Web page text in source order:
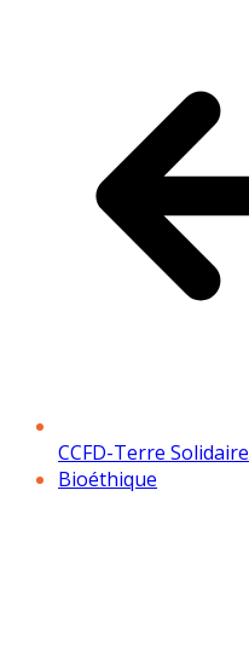
CCFD-Terre Solidaire
Bioéthique